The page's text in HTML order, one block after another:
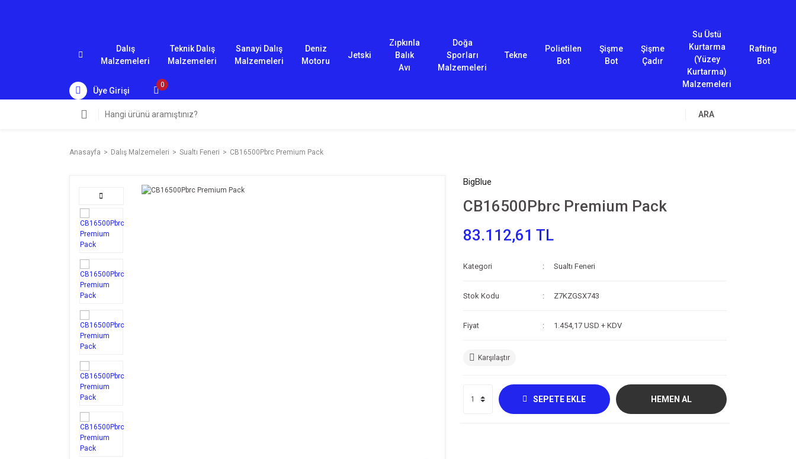
Dalış
Malzemeleri
Teknik Dalış
Malzemeleri
Sanayi Dalış
Malzemeleri
Deniz
Motoru
Jetski
Zıpkınla
Balık
Avı
Doğa
Sporları
Malzemeleri
Tekne
Polietilen
Bot
Şişme
Bot
Şişme
Çadır
Su Üstü
Kurtarma
(Yüzey
Kurtarma)
Malzemeleri
Rafting
Bot
Üye Girişi
0
ARA
Anasayfa Dalış Malzemeleri Sualtı Feneri CB16500Pbrc Premium Pack
BigBlue
CB16500Pbrc Premium Pack
83.112,61 TL
Kategori Sualtı Feneri
Stok Kodu Z7KZGSX743
Fiyat 1.454,17 USD + KDV
Karşılaştır
SEPETE EKLE HEMEN AL